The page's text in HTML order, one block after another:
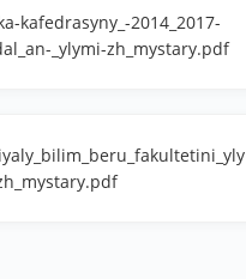
kafedrasyny_-2014_2017-
_ylymi-zh_mystary.pdf